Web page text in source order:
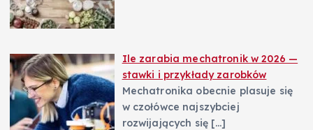
Ile zarabia mechatronik w 2026 —
stawki i przykłady zarobków
Mechatronika obecnie plasuje się
w czołówce najszybciej
rozwijających się […]